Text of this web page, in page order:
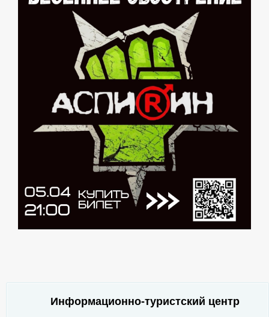
Информационно-туристский центр